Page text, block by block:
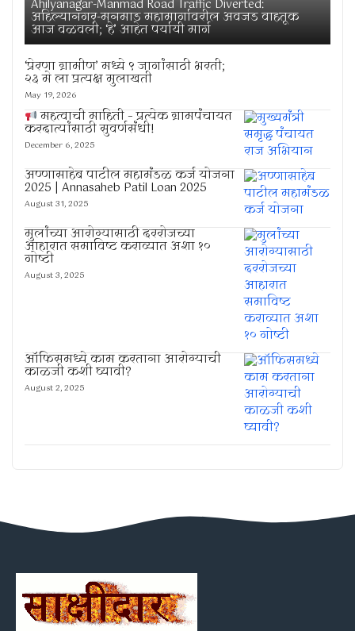
Ahilyanagar-Manmad Road Traffic Diverted:
अहिल्यानगर-मनमाड महामार्गावरील अवजड वाहतूक
आज वळवली; ‘हे’ आहेत पर्यायी मार्ग
‘प्रेरणा ग्रामीण’ मध्ये ९ जागांसाठी भरती;
२३ मे ला प्रत्यक्ष मुलाखती
May 19, 2026
महत्वाची माहिती – प्रत्येक ग्रामपंचायत
करदात्यांसाठी सुवर्णसंधी!
December 6, 2025
अण्णासाहेब पाटील महामंडळ कर्ज योजना
2025 | Annasaheb Patil Loan 2025
August 31, 2025
मुलांच्या आरोग्यासाठी दररोजच्या
आहारात समाविष्ट कराव्यात अशा १०
गोष्टी
August 3, 2025
ऑफिसमध्ये काम करताना आरोग्याची
काळजी कशी घ्यावी?
August 2, 2025